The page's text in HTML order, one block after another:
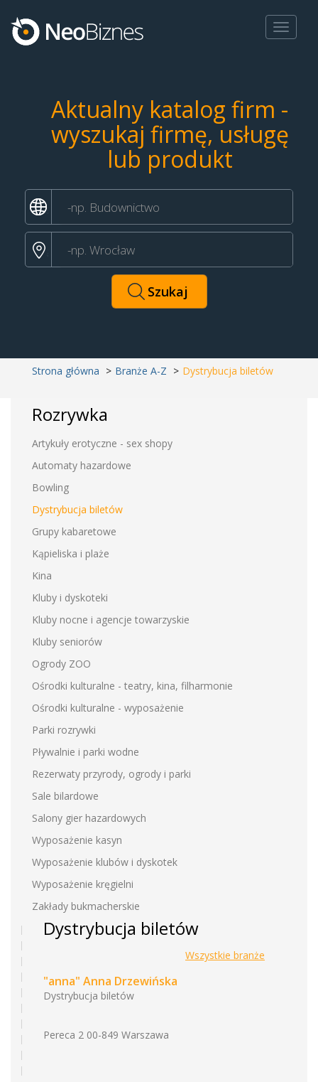
Toggle
Aktualny katalog firm -
wyszukaj firmę, usługę
lub produkt
Strona główna Branże A-Z Dystrybucja biletów
Rozrywka
Artykuły erotyczne - sex shopy
Automaty hazardowe
Bowling
Dystrybucja biletów
Grupy kabaretowe
Kąpieliska i plaże
Kina
Kluby i dyskoteki
Kluby nocne i agencje towarzyskie
Kluby seniorów
Ogrody ZOO
Ośrodki kulturalne - teatry, kina, filharmonie
Ośrodki kulturalne - wyposażenie
Parki rozrywki
Pływalnie i parki wodne
Rezerwaty przyrody, ogrody i parki
Sale bilardowe
Salony gier hazardowych
Wyposażenie kasyn
Wyposażenie klubów i dyskotek
Wyposażenie kręgielni
Zakłady bukmacherskie
Dystrybucja biletów
Wszystkie branże
"anna" Anna Drzewińska
Dystrybucja biletów
Pereca 2 00-849 Warszawa